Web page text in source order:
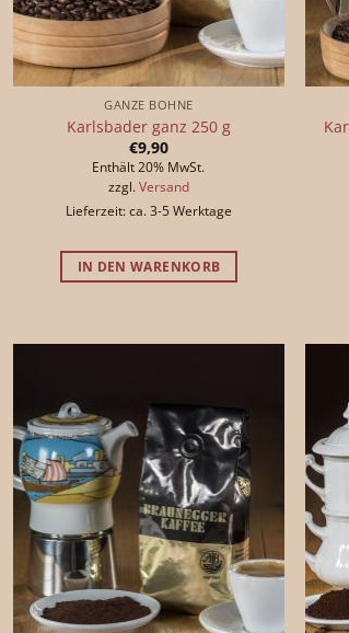
GANZE BOHNE
Karlsbader ganz 250 g
€9,90
Enthält 20% MwSt.
zzgl. Versand
Lieferzeit: ca. 3-5 Werktage
IN DEN WARENKORB